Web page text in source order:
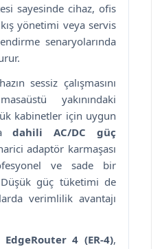
sayesinde cihaz, ofis
yönetimi veya servis
senaryolarında
sessiz çalışmasını
yakınındaki
kabinetler için uygun
dahili AC/DC güç
adaptör karmaşası
ve sade bir
güç tüketimi de
verimlilik avantajı
EdgeRouter 4 (ER-4),